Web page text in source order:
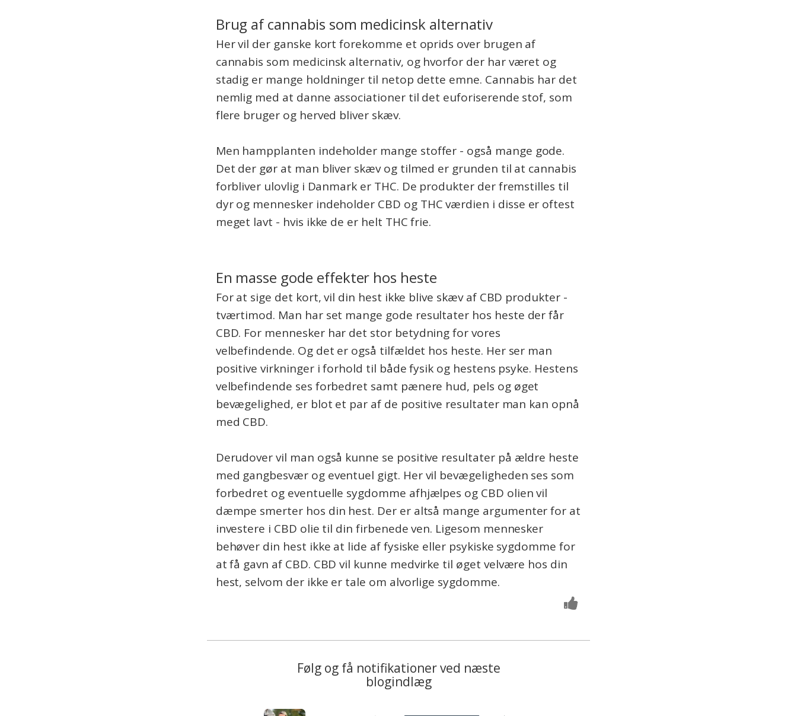
Brug af cannabis som medicinsk alternativ
Her vil der ganske kort forekomme et oprids over brugen af
cannabis som medicinsk alternativ, og hvorfor der har været og
stadig er mange holdninger til netop dette emne. Cannabis har det
nemlig med at danne associationer til det euforiserende stof, som
flere bruger og herved bliver skæv.
Men hampplanten indeholder mange stoffer - også mange gode.
Det der gør at man bliver skæv og tilmed er grunden til at cannabis
forbliver ulovlig i Danmark er THC. De produkter der fremstilles til
dyr og mennesker indeholder CBD og THC værdien i disse er oftest
meget lavt - hvis ikke de er helt THC frie.
En masse gode effekter hos heste
For at sige det kort, vil din hest ikke blive skæv af CBD produkter -
tværtimod. Man har set mange gode resultater hos heste der får
CBD. For mennesker har det stor betydning for vores
velbefindende. Og det er også tilfældet hos heste. Her ser man
positive virkninger i forhold til både fysik og hestens psyke. Hestens
velbefindende ses forbedret samt pænere hud, pels og øget
bevægelighed, er blot et par af de positive resultater man kan opnå
med CBD.
Derudover vil man også kunne se positive resultater på ældre heste
med gangbesvær og eventuel gigt. Her vil bevægeligheden ses som
forbedret og eventuelle sygdomme afhjælpes og CBD olien vil
dæmpe smerter hos din hest. Der er altså mange argumenter for at
investere i CBD olie til din firbenede ven. Ligesom mennesker
behøver din hest ikke at lide af fysiske eller psykiske sygdomme for
at få gavn af CBD. CBD vil kunne medvirke til øget velvære hos din
hest, selvom der ikke er tale om alvorlige sygdomme.
Følg og få notifikationer ved næste
blogindlæg